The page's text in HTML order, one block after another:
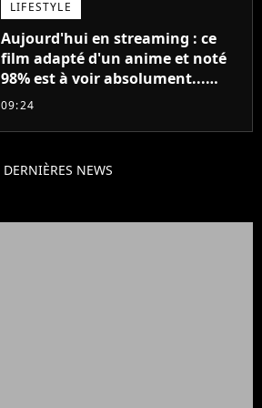
LIFESTYLE
Aujourd'hui en streaming : ce
film adapté d'un anime et noté
98% est à voir absolument...
sinon vous ne comprendrez plus
09:24
DERNIÈRES NEWS